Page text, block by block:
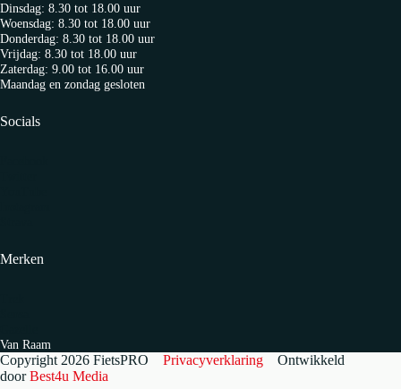
Dinsdag: 8.30 tot 18.00 uur
Woensdag: 8.30 tot 18.00 uur
Donderdag: 8.30 tot 18.00 uur
Vrijdag: 8.30 tot 18.00 uur
Zaterdag: 9.00 tot 16.00 uur
Maandag en zondag gesloten
Socials
Merken
Van Raam
Copyright 2026 FietsPRO Privacyverklaring Ontwikkeld
doorBest4u Media